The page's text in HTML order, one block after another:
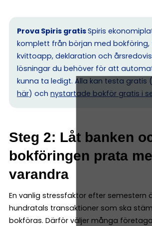
Prova Spiris gratisSpiris
komplett från början med bokföring,
kvittoapp, deklaration och
lösningar du behöver för att
kunna ta ledigt. Alla kan testa gratis (
här) och nystartade bokför gratis i
Steg 2: Låt banken
bokföringen prata
varandra
En vanlig stressfaktor efter semestern
hundratals transaktioner som ska
bokföras. Därför väljer många